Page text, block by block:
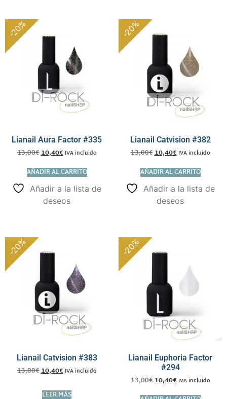
-20%
Lianail Aura Factor #335
13,00€10,40€ IVA incluido
AÑADIR AL CARRITO
Añadir a la lista de
deseos
-20%
Lianail Catvision #382
13,00€10,40€ IVA incluido
AÑADIR AL CARRITO
Añadir a la lista de
deseos
-20%
Lianail Catvision #383
13,00€10,40€ IVA incluido
LEER MÁS
-20%
Lianail Euphoria Factor
#294
13,00€10,40€ IVA incluido